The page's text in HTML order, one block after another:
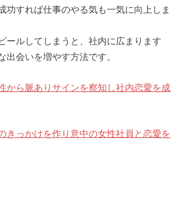
功すれば仕事のやる気も一気に向上しま
ールしてしまうと、社内に広まります
出会いを増やす方法です。
から脈ありサインを察知し社内恋愛を成
きっかけを作り意中の女性社員と恋愛を